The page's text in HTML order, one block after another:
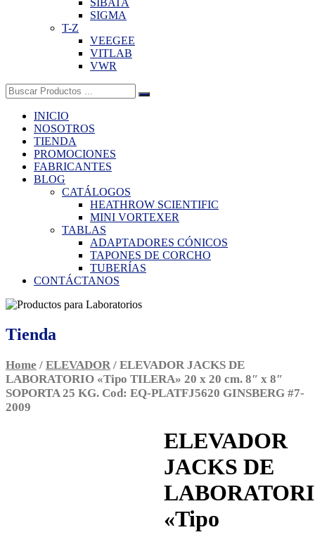
SIBATA
SIGMA
T-Z
VEEGEE
VITLAB
VWR
Buscar:
INICIO
NOSOTROS
TIENDA
PROMOCIONES
FABRICANTES
BLOG
CATÁLOGOS
HEATHROW SCIENTIFIC
MINI VORTEXER
TABLAS
ADAPTADORES CÓNICOS
TAPONES DE CORCHO
TUBERÍAS
CONTÁCTANOS
Tienda
Home / ELEVADOR/ ELEVADOR JACKS DE
LABORATORIO «Tipo TILERA» 20 x 20 cm. 8″ x 8″
SOPORTA 25 KG. Cod: EQ-PLATFJ5620 GINSBERG #7-
2009
ELEVADOR
JACKS DE
«Tipo